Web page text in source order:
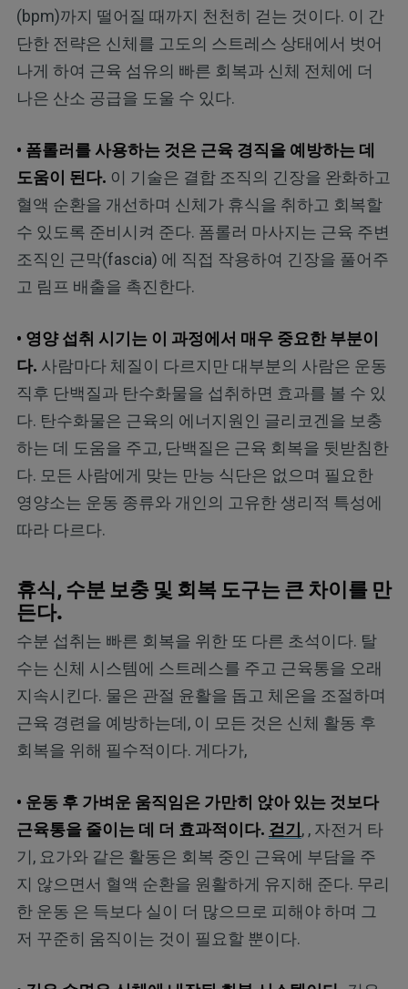
(bpm)까지 떨어질 때까지 천천히 걷는 것이다. 이 간
단한 전략은 신체를 고도의 스트레스 상태에서 벗어
나게 하여 근육 섬유의 빠른 회복과 신체 전체에 더
나은 산소 공급을 도울 수 있다.
• 폼롤러를 사용하는 것은 근육 경직을 예방하는 데
도움이 된다. 이 기술은 결합 조직의 긴장을 완화하고
혈액 순환을 개선하며 신체가 휴식을 취하고 회복할
수 있도록 준비시켜 준다. 폼롤러 마사지는 근육 주변
조직인 근막(fascia) 에 직접 작용하여 긴장을 풀어주
고 림프 배출을 촉진한다.
• 영양 섭취 시기는 이 과정에서 매우 중요한 부분이
다. 사람마다 체질이 다르지만 대부분의 사람은 운동
직후 단백질과 탄수화물을 섭취하면 효과를 볼 수 있
다. 탄수화물은 근육의 에너지원인 글리코겐을 보충
하는 데 도움을 주고, 단백질은 근육 회복을 뒷받침한
다. 모든 사람에게 맞는 만능 식단은 없으며 필요한
영양소는 운동 종류와 개인의 고유한 생리적 특성에
따라 다르다.
휴식, 수분 보충 및 회복 도구는 큰 차이를 만
든다.
수분 섭취는 빠른 회복을 위한 또 다른 초석이다. 탈
수는 신체 시스템에 스트레스를 주고 근육통을 오래
지속시킨다. 물은 관절 윤활을 돕고 체온을 조절하며
근육 경련을 예방하는데, 이 모든 것은 신체 활동 후
회복을 위해 필수적이다. 게다가,
• 운동 후 가벼운 움직임은 가만히 앉아 있는 것보다
근육통을 줄이는 데 더 효과적이다. 걷기 , , 자전거 타
기, 요가와 같은 활동은 회복 중인 근육에 부담을 주
지 않으면서 혈액 순환을 원활하게 유지해 준다. 무리
한 운동 은 득보다 실이 더 많으므로 피해야 하며 그
저 꾸준히 움직이는 것이 필요할 뿐이다.